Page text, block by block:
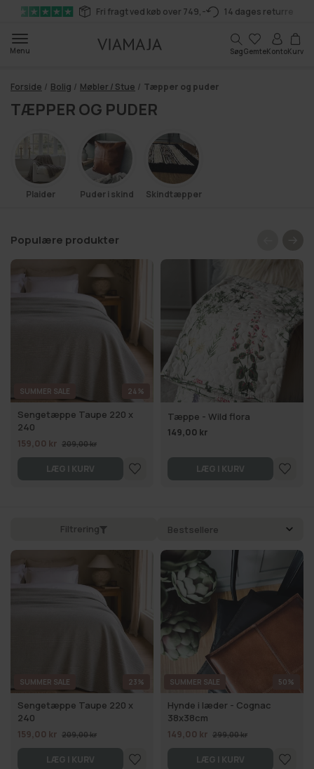
Gå til
indhold
Fri fragt ved køb over 749,- 14 dages returret
Menu SøgGemteKonto
Kurv
Kurv
Forside / Bolig / Møbler / Stue / Tæpper og puder
TÆPPER OG PUDER
Plaider Puder i skind Skindtæpper
Populære produkter
SUMMER SALE 24%
Sengetæppe Taupe 220 x
240
159,00 kr 209,00 kr
LÆG I KURV
Tæppe - Wild flora
149,00 kr
LÆG I KURV
Filtrering
SUMMER SALE 23%
Sengetæppe Taupe 220 x
240
159,00 kr 209,00 kr
LÆG I KURV
SUMMER SALE 50%
Hynde i læder - Cognac
38x38cm
149,00 kr 299,00 kr
LÆG I KURV